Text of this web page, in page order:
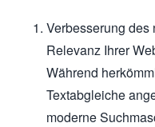
Verbesserung
Relevanz Ihrer
Während
Textabgleiche
moderne